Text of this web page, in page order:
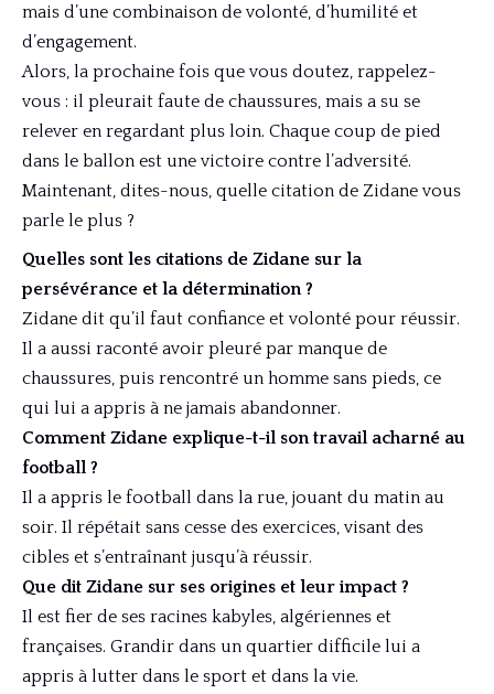
mais d’une combinaison de volonté, d’humilité et
d’engagement.
Alors, la prochaine fois que vous doutez, rappelez-
vous : il pleurait faute de chaussures, mais a su se
relever en regardant plus loin. Chaque coup de pied
dans le ballon est une victoire contre l’adversité.
Maintenant, dites-nous, quelle citation de Zidane vous
parle le plus ?
Quelles sont les citations de Zidane sur la
persévérance et la détermination ?
Zidane dit qu’il faut confiance et volonté pour réussir.
Il a aussi raconté avoir pleuré par manque de
chaussures, puis rencontré un homme sans pieds, ce
qui lui a appris à ne jamais abandonner.
Comment Zidane explique-t-il son travail acharné au
football ?
Il a appris le football dans la rue, jouant du matin au
soir. Il répétait sans cesse des exercices, visant des
cibles et s’entraînant jusqu’à réussir.
Que dit Zidane sur ses origines et leur impact ?
Il est fier de ses racines kabyles, algériennes et
françaises. Grandir dans un quartier difficile lui a
appris à lutter dans le sport et dans la vie.